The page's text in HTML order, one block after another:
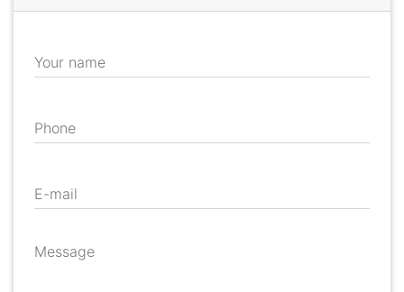
Your name
Phone
E-mail
Message